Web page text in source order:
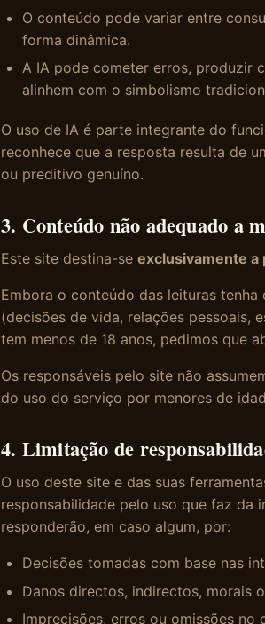
O conteúdo pode variar entre
forma dinâmica.
A IA pode cometer erros, produzir
alinhem com o simbolismo
O uso de IA é parte integrante do
reconhece que a resposta resulta de
ou preditivo genuíno.
3. Conteúdo não adequado a
Este site destina-se exclusivamente a
Embora o conteúdo das leituras
(decisões de vida, relações pessoais,
tem menos de 18 anos, pedimos que
Os responsáveis pelo site não
do uso do serviço por menores de
4. Limitação de
O uso deste site e das suas
responsabilidade pelo uso que faz da
responderão, em caso algum, por:
Decisões tomadas com base nas
Danos directos, indirectos, morais
Imprecisões, erros ou omissões no